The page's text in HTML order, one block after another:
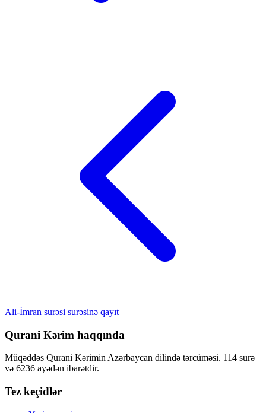
Ali-İmran surəsi surəsinə qayıt
Qurani Kərim haqqında
Müqəddəs Qurani Kərimin Azərbaycan dilində tərcüməsi. 114 surə
və 6236 ayədən ibarətdir.
Tez keçidlər